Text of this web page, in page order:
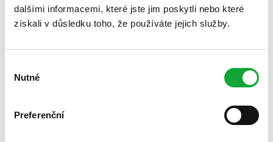
dalšími informacemi, které jste jim poskytli nebo které
získali v důsledku toho, že používáte jejich služby.
souhlasu
Nutné
Preferenční